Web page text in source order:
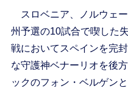
スロベニア、ノルウェ
州予選の10試合で喫した
戦においてスペインを完
な守護神ベナーリオを後
ックのフォン・ベルゲン